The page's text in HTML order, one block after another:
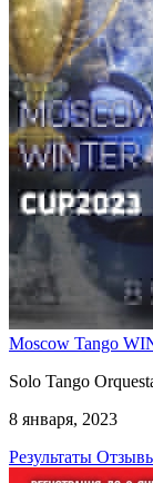
Moscow Tango
Solo Tango
8 января, 2023
Результаты